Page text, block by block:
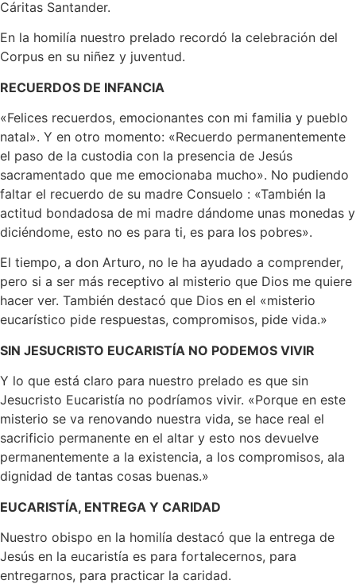
Cáritas Santander.
En la homilía nuestro prelado recordó la celebración del
Corpus en su niñez y juventud.
RECUERDOS DE INFANCIA
«Felices recuerdos, emocionantes con mi familia y pueblo
natal». Y en otro momento: «Recuerdo permanentemente
el paso de la custodia con la presencia de Jesús
sacramentado que me emocionaba mucho». No pudiendo
faltar el recuerdo de su madre Consuelo : «También la
actitud bondadosa de mi madre dándome unas monedas y
diciéndome, esto no es para ti, es para los pobres».
El tiempo, a don Arturo, no le ha ayudado a comprender,
pero si a ser más receptivo al misterio que Dios me quiere
hacer ver. También destacó que Dios en el «misterio
eucarístico pide respuestas, compromisos, pide vida.»
SIN JESUCRISTO EUCARISTÍA NO PODEMOS VIVIR
Y lo que está claro para nuestro prelado es que sin
Jesucristo Eucaristía no podríamos vivir. «Porque en este
misterio se va renovando nuestra vida, se hace real el
sacrificio permanente en el altar y esto nos devuelve
permanentemente a la existencia, a los compromisos, ala
dignidad de tantas cosas buenas.»
EUCARISTÍA, ENTREGA Y CARIDAD
Nuestro obispo en la homilía destacó que la entrega de
Jesús en la eucaristía es para fortalecernos, para
entregarnos, para practicar la caridad.